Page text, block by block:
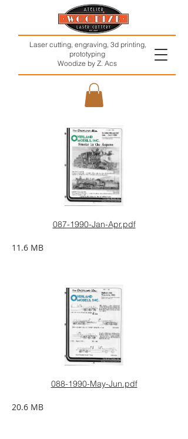
Laser cutting, engraving, 3d printing,
prototyping
Woodize by Z. Acs
087-1990-Jan-Apr.pdf
11.6 MB
088-1990-May-Jun.pdf
20.6 MB